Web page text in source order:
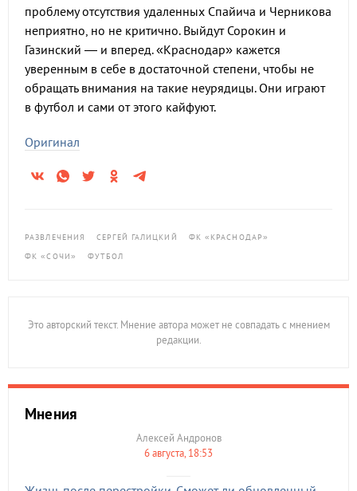
проблему отсутствия удаленных Спайича и Черникова
неприятно, но не критично. Выйдут Сорокин и
Газинский — и вперед. «Краснодар» кажется
уверенным в себе в достаточной степени, чтобы не
обращать внимания на такие неурядицы. Они играют
в футбол и сами от этого кайфуют.
Оригинал
РАЗВЛЕЧЕНИЯ СЕРГЕЙ ГАЛИЦКИЙ
ФК «КРАСНОДАР»
ФК «СОЧИ»
ФУТБОЛ
Это авторский текст. Мнение автора может не совпадать с мнением
редакции.
Мнения
6 августа, 18:53
Алексей Андронов